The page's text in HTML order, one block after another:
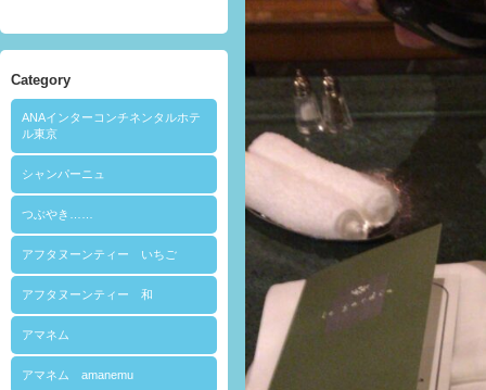
Category
ANAインターコンチネンタルホテ
ル東京
シャンパーニュ
つぶやき……
アフタヌーンティー いちご
アフタヌーンティー 和
アマネム
アマネム amanemu